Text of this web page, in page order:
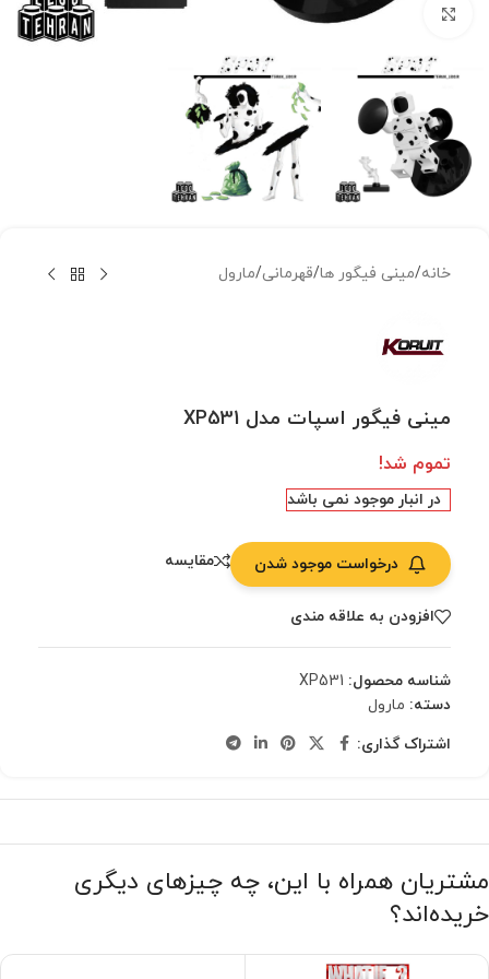
بزرگنمایی تصویر
خانه/مینی فیگور ها/قهرمانی/مارول
مینی فیگور اسپات مدل XP531
تموم شد!
در انبار موجود نمی باشد
درخواست موجود شدن مقایسه
افزودن به علاقه مندی
شناسه محصول: XP531
دسته: مارول
اشتراک گذاری:
مشتریان همراه با این، چه چیزهای دیگری
خریده‌اند؟